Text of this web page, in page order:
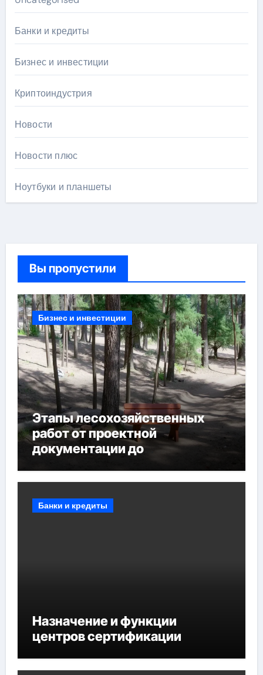
Банки и кредиты
Бизнес и инвестиции
Криптоиндустрия
Новости
Новости плюс
Ноутбуки и планшеты
Вы пропустили
Бизнес и инвестиции
Этапы лесохозяйственных
работ от проектной
документации до
мероприятий и обустройства
Банки и кредиты
Назначение и функции
центров сертификации